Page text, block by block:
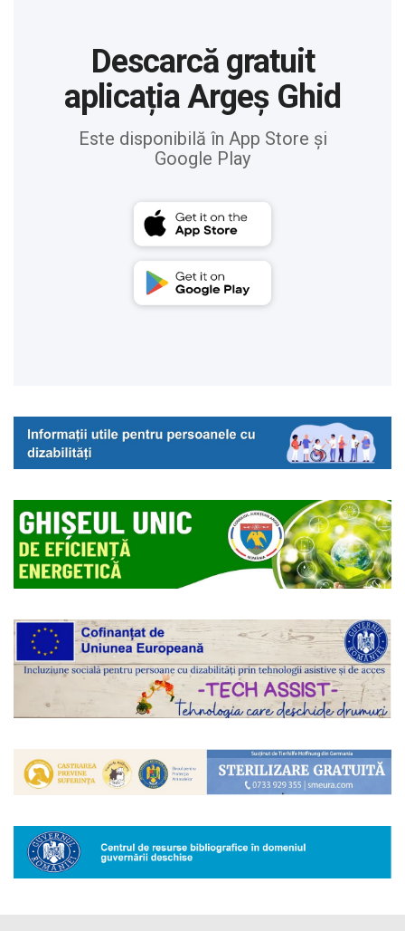
Descarcă gratuit
aplicația Argeș Ghid
Este disponibilă în App Store și
Google Play